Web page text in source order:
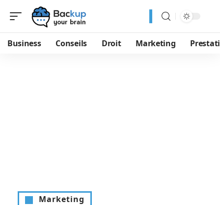
Business Conseils Droit Marketing
Marketing